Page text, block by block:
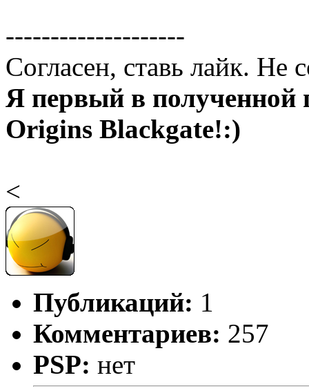
--------------------
Согласен, ставь лайк. Не
Я первый в полученной
Origins Blackgate!:)
<
Публикаций: 1
Комментариев: 257
PSP: нет